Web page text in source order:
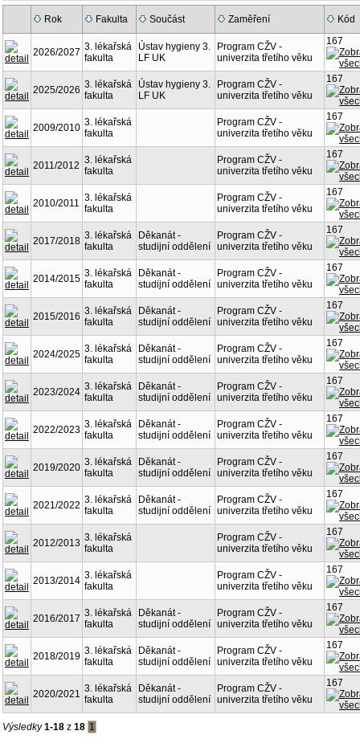
Rok Fakulta Součást Zaměření Kód
2026/2027 3. lékařská
fakulta
Ústav hygieny 3.
LF UK
Program CŽV -
univerzita třetího věku
167
2025/2026 3. lékařská
fakulta
Ústav hygieny 3.
LF UK
Program CŽV -
univerzita třetího věku
167
2009/2010 3. lékařská
fakulta
Program CŽV -
univerzita třetího věku
167
2011/2012 3. lékařská
fakulta
Program CŽV -
univerzita třetího věku
167
2010/2011 3. lékařská
fakulta
Program CŽV -
univerzita třetího věku
167
2017/2018 3. lékařská
fakulta
Děkanát -
studijní oddělení
Program CŽV -
univerzita třetího věku
167
2014/2015 3. lékařská
fakulta
Děkanát -
studijní oddělení
Program CŽV -
univerzita třetího věku
167
2015/2016 3. lékařská
fakulta
Děkanát -
studijní oddělení
Program CŽV -
univerzita třetího věku
167
2024/2025 3. lékařská
fakulta
Děkanát -
studijní oddělení
Program CŽV -
univerzita třetího věku
167
2023/2024 3. lékařská
fakulta
Děkanát -
studijní oddělení
Program CŽV -
univerzita třetího věku
167
2022/2023 3. lékařská
fakulta
Děkanát -
studijní oddělení
Program CŽV -
univerzita třetího věku
167
2019/2020 3. lékařská
fakulta
Děkanát -
studijní oddělení
Program CŽV -
univerzita třetího věku
167
2021/2022 3. lékařská
fakulta
Děkanát -
studijní oddělení
Program CŽV -
univerzita třetího věku
167
2012/2013 3. lékařská
fakulta
Program CŽV -
univerzita třetího věku
167
2013/2014 3. lékařská
fakulta
Program CŽV -
univerzita třetího věku
167
2016/2017 3. lékařská
fakulta
Děkanát -
studijní oddělení
Program CŽV -
univerzita třetího věku
167
2018/2019 3. lékařská
fakulta
Děkanát -
studijní oddělení
Program CŽV -
univerzita třetího věku
167
2020/2021 3. lékařská
fakulta
Děkanát -
studijní oddělení
Program CŽV -
univerzita třetího věku
167
Výsledky1-18 z 18 1